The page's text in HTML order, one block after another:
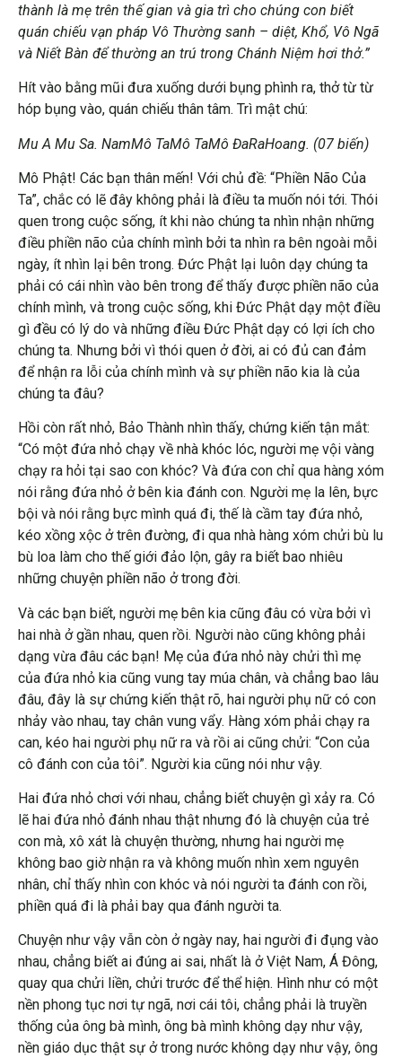
thành là mẹ trên thế gian và gia trì cho chúng con biết
quán chiếu vạn pháp Vô Thường sanh – diệt, Khổ, Vô Ngã
và Niết Bàn để thường an trú trong Chánh Niệm hơi thở.”
Hít vào bằng mũi đưa xuống dưới bụng phình ra, thở từ từ
hóp bụng vào, quán chiếu thân tâm. Trì mật chú:
Mu A Mu Sa. NamMô TaMô TaMô ĐaRaHoang. (07 biến)
Mô Phật! Các bạn thân mến! Với chủ đề: “Phiền Não Của
Ta”, chắc có lẽ đây không phải là điều ta muốn nói tới. Thói
quen trong cuộc sống, ít khi nào chúng ta nhìn nhận những
điều phiền não của chính mình bởi ta nhìn ra bên ngoài mỗi
ngày, ít nhìn lại bên trong. Đức Phật lại luôn dạy chúng ta
phải có cái nhìn vào bên trong để thấy được phiền não của
chính mình, và trong cuộc sống, khi Đức Phật dạy một điều
gì đều có lý do và những điều Đức Phật dạy có lợi ích cho
chúng ta. Nhưng bởi vì thói quen ở đời, ai có đủ can đảm
để nhận ra lỗi của chính mình và sự phiền não kia là của
chúng ta đâu?
Hồi còn rất nhỏ, Bảo Thành nhìn thấy, chứng kiến tận mắt:
“Có một đứa nhỏ chạy về nhà khóc lóc, người mẹ vội vàng
chạy ra hỏi tại sao con khóc? Và đứa con chỉ qua hàng xóm
nói rằng đứa nhỏ ở bên kia đánh con. Người mẹ la lên, bực
bội và nói rằng bực mình quá đi, thế là cầm tay đứa nhỏ,
kéo xồng xộc ở trên đường, đi qua nhà hàng xóm chửi bù lu
bù loa làm cho thế giới đảo lộn, gây ra biết bao nhiêu
những chuyện phiền não ở trong đời.
Và các bạn biết, người mẹ bên kia cũng đâu có vừa bởi vì
hai nhà ở gần nhau, quen rồi. Người nào cũng không phải
dạng vừa đâu các bạn! Mẹ của đứa nhỏ này chửi thì mẹ
của đứa nhỏ kia cũng vung tay múa chân, và chẳng bao lâu
đâu, đây là sự chứng kiến thật rõ, hai người phụ nữ có con
nhảy vào nhau, tay chân vung vẩy. Hàng xóm phải chạy ra
can, kéo hai người phụ nữ ra và rồi ai cũng chửi: “Con của
cô đánh con của tôi”. Người kia cũng nói như vậy.
Hai đứa nhỏ chơi với nhau, chẳng biết chuyện gì xảy ra. Có
lẽ hai đứa nhỏ đánh nhau thật nhưng đó là chuyện của trẻ
con mà, xô xát là chuyện thường, nhưng hai người mẹ
không bao giờ nhận ra và không muốn nhìn xem nguyên
nhân, chỉ thấy nhìn con khóc và nói người ta đánh con rồi,
phiền quá đi là phải bay qua đánh người ta.
Chuyện như vậy vẫn còn ở ngày nay, hai người đi đụng vào
nhau, chẳng biết ai đúng ai sai, nhất là ở Việt Nam, Á Đông,
quay qua chửi liền, chửi trước để thể hiện. Hình như có một
nền phong tục nơi tự ngã, nơi cái tôi, chẳng phải là truyền
thống của ông bà mình, ông bà mình không dạy như vậy,
nền giáo dục thật sự ở trong nước không dạy như vậy, ông